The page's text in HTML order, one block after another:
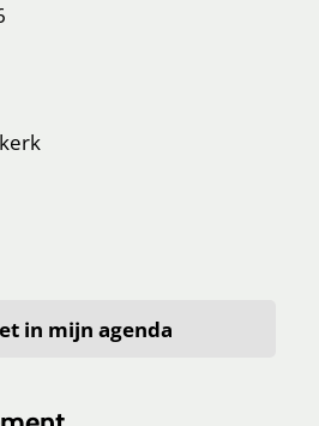
in mijn agenda